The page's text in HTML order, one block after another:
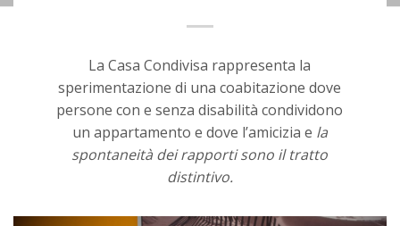
La Casa Condivisa rappresenta la
sperimentazione di una coabitazione dove
persone con e senza disabilità condividono
un appartamento e dove l’amicizia e la
spontaneità dei rapporti sono il tratto
distintivo.